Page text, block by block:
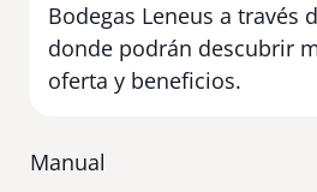
Bodegas Leneus a través
donde podrán descubrir
oferta y beneficios.
Manual